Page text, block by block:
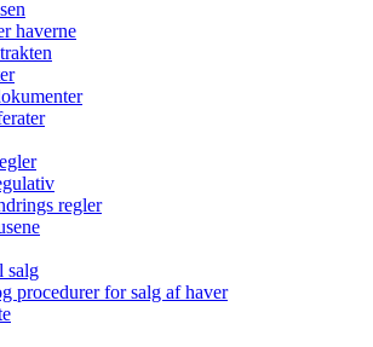
haverne
regler
salg
procedurer for salg af haver